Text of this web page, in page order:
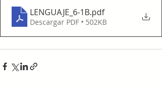
LENGUAJE_6-1B.pdf
Descargar PDF • 502KB